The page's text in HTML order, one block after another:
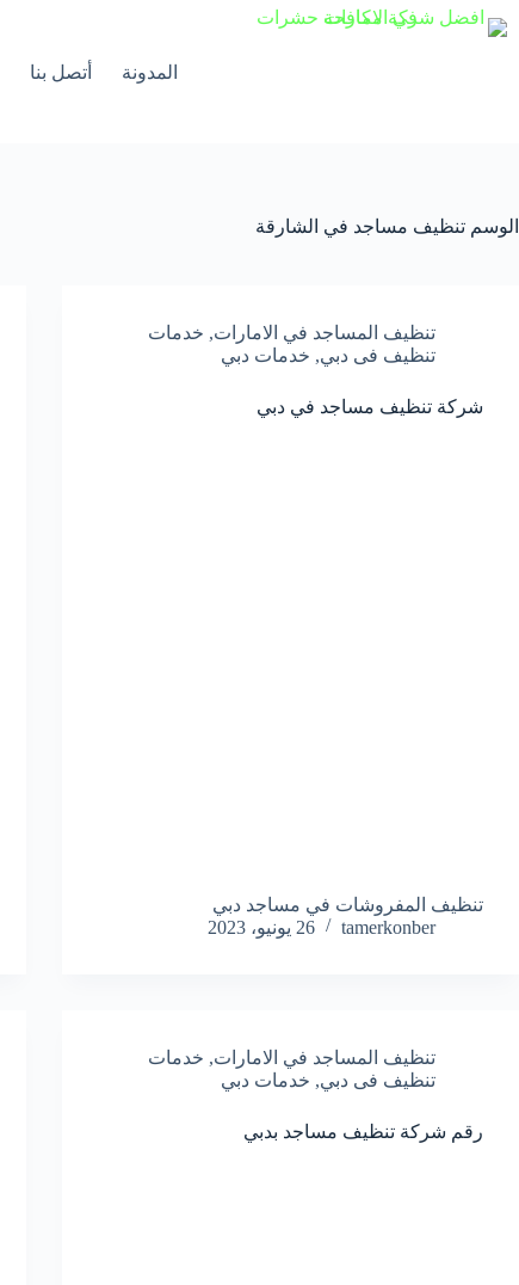
التجاوز
إلى
المدونة أتصل بنا
الوسم تنظيف مساجد في الشارقة
تنظيف المساجد في الامارات, خدمات
تنظيف فى دبي, خدمات دبي
شركة تنظيف مساجد في دبي
تنظيف المفروشات في مساجد دبي
tamerkonber
26 يونيو، 2023
تنظيف المساجد في الامارات, خدمات
تنظيف فى دبي, خدمات دبي
رقم شركة تنظيف مساجد بدبي